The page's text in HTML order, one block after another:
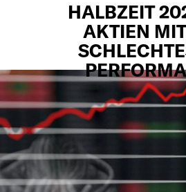
HALBZEIT
AKTIEN